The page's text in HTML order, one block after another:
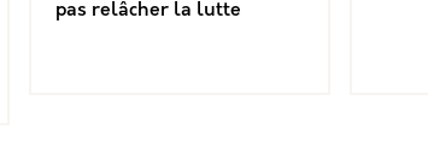
pas relâcher la lutte